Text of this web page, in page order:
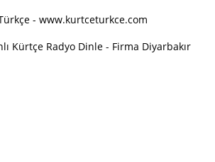
- www.kurtceturkce.com
Kürtçe Radyo Dinle - Firma Diyarbakır